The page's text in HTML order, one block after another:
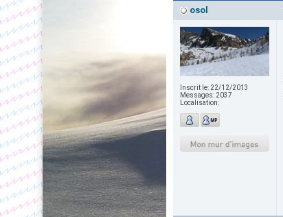
osol
Inscrit le: 22/12/2013
Messages: 2037
Localisation: